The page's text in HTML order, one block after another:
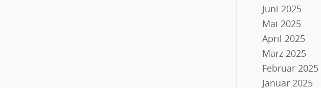
Juni 2025
Mai 2025
April 2025
März 2025
Februar 2025
Januar 2025